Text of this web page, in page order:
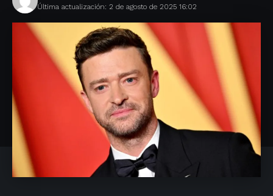
Última actualización: 2 de agosto de 2025 16:02